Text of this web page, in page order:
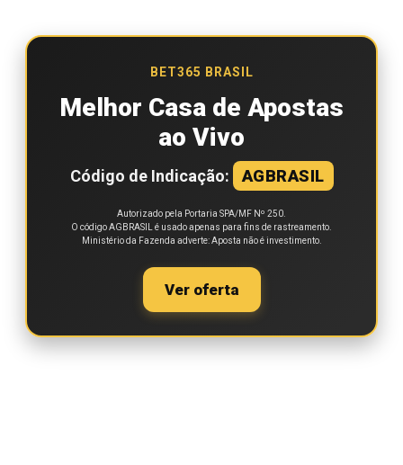
BET365 BRASIL
Melhor Casa de Apostas
ao Vivo
Código de Indicação: AGBRASIL
Autorizado pela Portaria SPA/MF Nº 250.
O código AGBRASIL é usado apenas para fins de rastreamento.
Ministério da Fazenda adverte: Aposta não é investimento.
Ver oferta